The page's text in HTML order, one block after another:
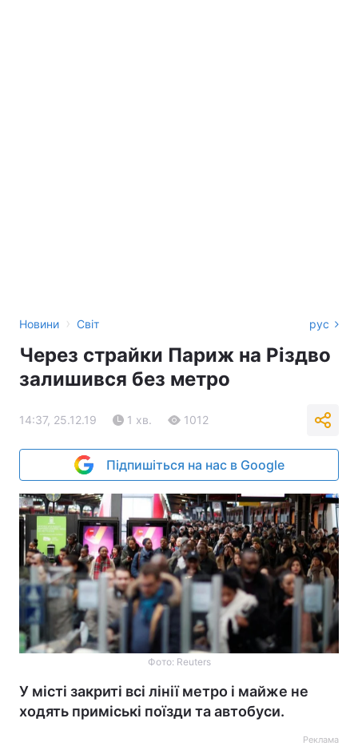
Новини › Світ рус
Через страйки Париж на Різдво
залишився без метро
14:37, 25.12.19 1 хв. 1012
Підпишіться на нас в Google
Фото: Reuters
У місті закриті всі лінії метро і майже не
ходять приміські поїзди та автобуси.
Реклама